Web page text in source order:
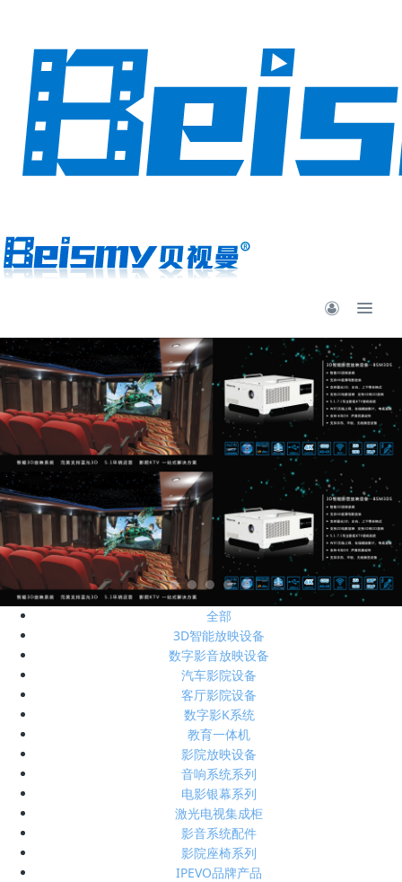
全部
3D智能放映设备
数字影音放映设备
汽车影院设备
客厅影院设备
数字影K系统
教育一体机
影院放映设备
音响系统系列
电影银幕系列
激光电视集成柜
影音系统配件
影院座椅系列
IPEVO品牌产品